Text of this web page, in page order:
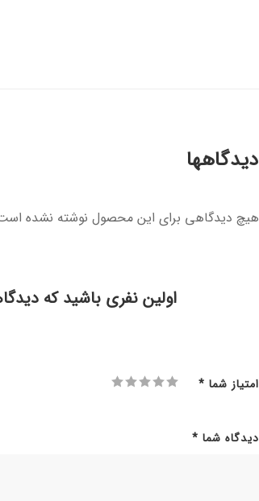
دیدگاهها
هیچ دیدگاهی برای این محصول نوشته نشده
اولین نفری باشید که
امتیاز شما *
دیدگاه شما *